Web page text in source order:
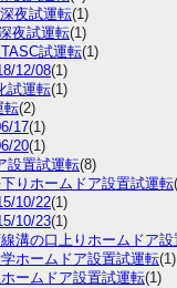
夜試運転(1)
夜試運転(1)
試運転(1)
12/08(1)
試運転(1)
転(2)
17(1)
20(1)
設置試運転(8)
りホームドア設置試運転
10/22(1)
10/23(1)
溝の口上りホームドア
ホームドア設置試運転(1)
ームドア設置試運転(1)